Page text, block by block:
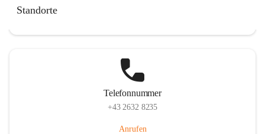
Standorte
Telefonnummer
+43 2632 8235
Anrufen